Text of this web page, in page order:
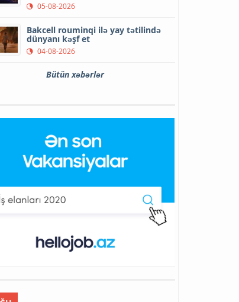
05-08-2026
Bakcell rouminqi ilə yay tətilində
dünyanı kəşf et
04-08-2026
Bütün xəbərlər